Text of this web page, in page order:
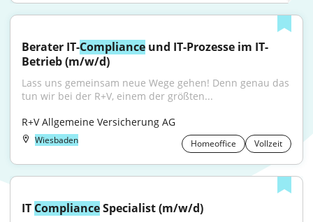
Berater IT-Compliance und IT-Prozesse im IT-
Betrieb (m/w/d)
Lass uns gemeinsam neue Wege gehen! Denn genau das
tun wir bei der R+V, einem der größten...
R+V Allgemeine Versicherung AG
Wiesbaden Homeoffice Vollzeit
IT Compliance Specialist (m/w/d)